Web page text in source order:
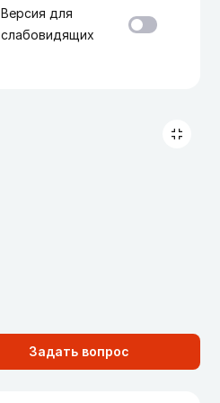
Версия для
слабовидящих
Задать вопрос